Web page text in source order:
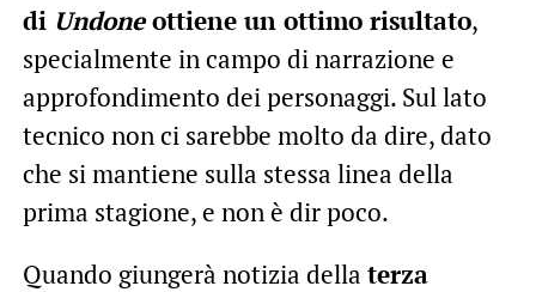
di Undoneottiene un ottimo risultato,
specialmente in campo di narrazione e
approfondimento dei personaggi. Sul lato
tecnico non ci sarebbe molto da dire, dato
che si mantiene sulla stessa linea della
prima stagione, e non è dir poco.
Quando giungerà notizia della terza